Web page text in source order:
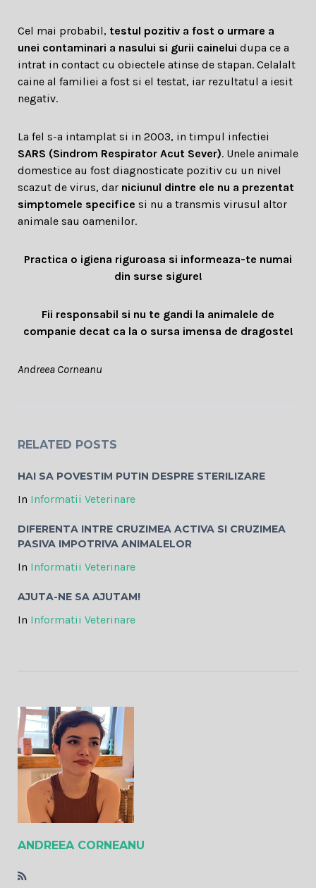
Cel mai probabil, testul pozitiv a fost o urmare a
unei contaminari a nasului si gurii cainelui dupa ce a
intrat in contact cu obiectele atinse de stapan. Celalalt
caine al familiei a fost si el testat, iar rezultatul a iesit
negativ.
La fel s-a intamplat si in 2003, in timpul infectiei
SARS (Sindrom Respirator Acut Sever). Unele animale
domestice au fost diagnosticate pozitiv cu un nivel
scazut de virus, dar niciunul dintre ele nu a prezentat
simptomele specifice si nu a transmis virusul altor
animale sau oamenilor.
Practica o igiena riguroasa si informeaza-te numai
din surse sigure!
Fii responsabil si nu te gandi la animalele de
companie decat ca la o sursa imensa de dragoste!
Andreea Corneanu
RELATED POSTS
HAI SA POVESTIM PUTIN DESPRE STERILIZARE
In Informatii Veterinare
DIFERENTA INTRE CRUZIMEA ACTIVA SI CRUZIMEA
PASIVA IMPOTRIVA ANIMALELOR
In Informatii Veterinare
AJUTA-NE SA AJUTAM!
In Informatii Veterinare
ANDREEA CORNEANU